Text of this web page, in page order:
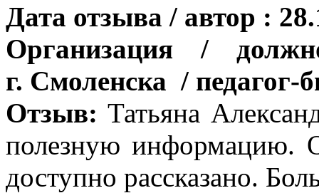
Дата отзыва / автор :
Организация /
г. Смоленска / педагог-
Отзыв: Татьяна
полезную информацию.
доступно рассказано.